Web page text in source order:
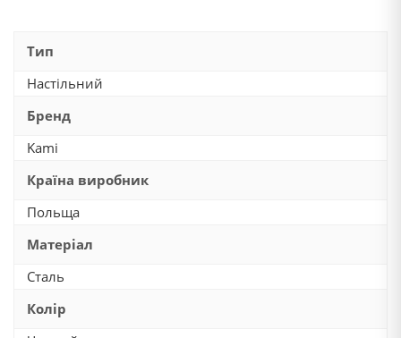
Тип
Настільний
Бренд
Kami
Країна виробник
Польща
Матеріал
Сталь
Колір